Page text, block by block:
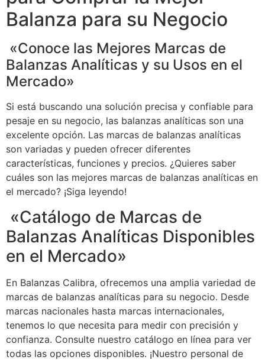
Balanza para su Negocio
«Conoce las Mejores Marcas de
Balanzas Analíticas y su Usos en el
Mercado»
Si está buscando una solución precisa y confiable para
pesaje en su negocio, las balanzas analíticas son una
excelente opción. Las marcas de balanzas analíticas
son variadas y pueden ofrecer diferentes
características, funciones y precios. ¿Quieres saber
cuáles son las mejores marcas de balanzas analíticas en
el mercado? ¡Siga leyendo!
«Catálogo de Marcas de
Balanzas Analíticas Disponibles
en el Mercado»
En Balanzas Calibra, ofrecemos una amplia variedad de
marcas de balanzas analíticas para su negocio. Desde
marcas nacionales hasta marcas internacionales,
tenemos lo que necesita para medir con precisión y
confianza. Consulte nuestro catálogo en línea para ver
todas las opciones disponibles. ¡Nuestro personal de